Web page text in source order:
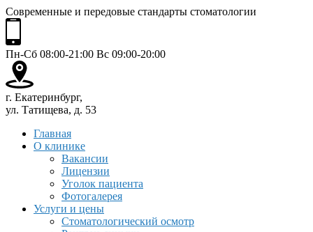
Современные и передовые стандарты стоматологии
Пн-Сб 08:00-21:00 Вс 09:00-20:00
г. Екатеринбург,
ул. Татищева, д. 53
Главная
О клинике
Вакансии
Лицензии
Уголок пациента
Фотогалерея
Услуги и цены
Стоматологический осмотр